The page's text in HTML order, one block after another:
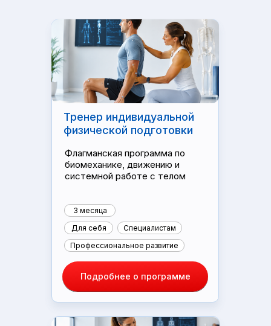
Флагманская программа по
биомеханике, движению и
системной работе с телом
Тренер индивидуальной
физической подготовки
Подробнее о программе
3 месяца
Для себя
Специалистам
Профессиональное развитие